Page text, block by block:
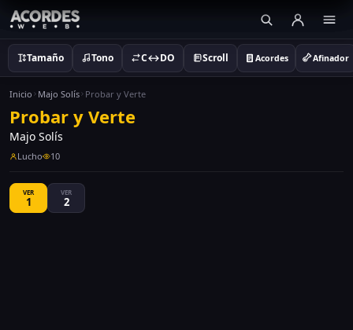
Tamaño Tono C↔DO Scroll Acordes Afinador
Inicio Majo Solís Probar y Verte
Probar y Verte
Majo Solís
Lucho 10
VER
1
VER
2